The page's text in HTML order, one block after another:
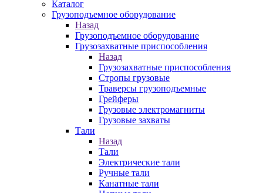
Каталог
Грузоподъемное оборудование
Назад
Грузоподъемное оборудование
Грузозахватные приспособления
Назад
Грузозахватные приспособления
Стропы грузовые
Траверсы грузоподъемные
Грейферы
Грузовые электромагниты
Грузовые захваты
Тали
Назад
Тали
Электрические тали
Ручные тали
Канатные тали